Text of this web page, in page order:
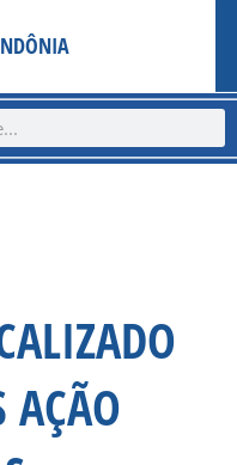
AÇÃO